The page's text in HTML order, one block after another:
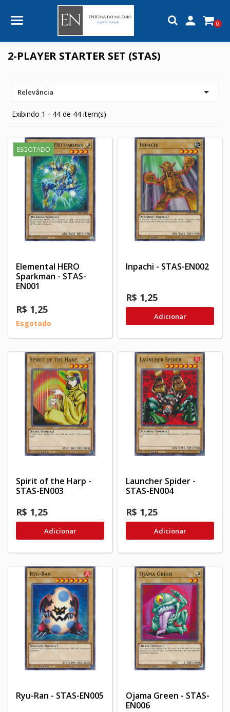
 0
2-PLAYER STARTER SET (STAS)
Relevância 
Exibindo 1 - 44 de 44 item(s)
ESGOTADO
Elemental HERO
Sparkman - STAS-
EN001
R$ 1,25
Esgotado
Inpachi - STAS-EN002
R$ 1,25
Adicionar
Spirit of the Harp -
STAS-EN003
R$ 1,25
Adicionar
Launcher Spider -
STAS-EN004
R$ 1,25
Adicionar
Ryu-Ran - STAS-EN005
Ojama Green - STAS-
EN006